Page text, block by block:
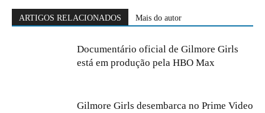
ARTIGOS RELACIONADOS Mais do autor
Documentário oficial de Gilmore Girls
está em produção pela HBO Max
Gilmore Girls desembarca no Prime Video